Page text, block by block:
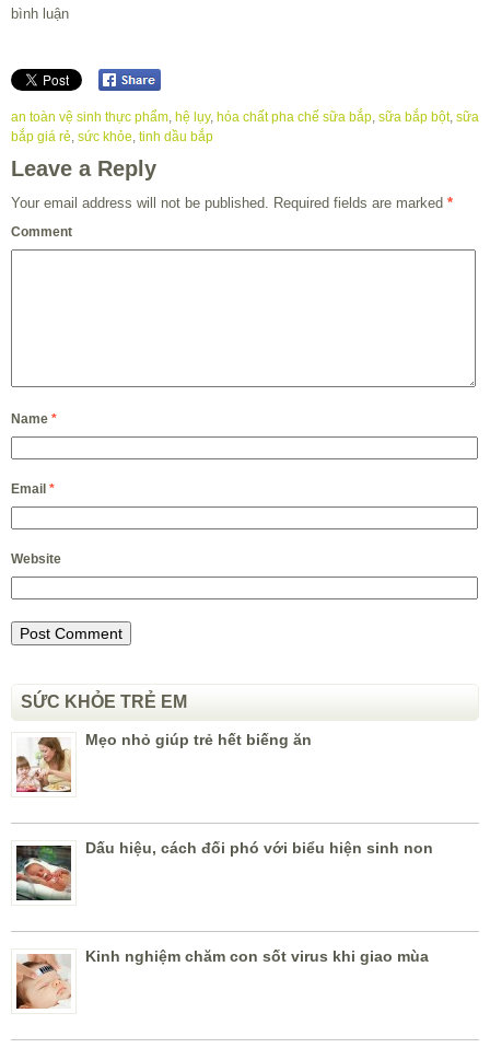
bình luận
an toàn vệ sinh thực phẩm, hệ lụy, hóa chất pha chế sữa bắp, sữa bắp bột, sữa
bắp giá rẻ, sức khỏe, tinh dầu bắp
Leave a Reply
Your email address will not be published. Required fields are marked *
Comment
Name *
Email *
Website
SỨC KHỎE TRẺ EM
Mẹo nhỏ giúp trẻ hết biếng ăn
Dấu hiệu, cách đối phó với biểu hiện sinh non
Kinh nghiệm chăm con sốt virus khi giao mùa